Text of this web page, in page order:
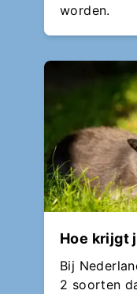
worden.
Hoe krijgt
Bij
2 soorten